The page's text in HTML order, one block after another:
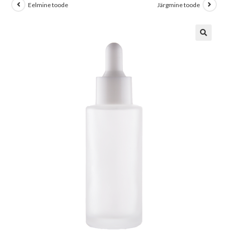
Eelmine toode Järgmine toode